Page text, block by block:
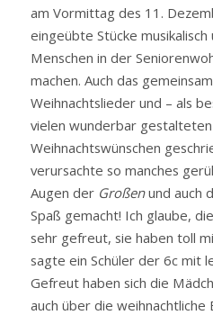
am Vormittag des 11.
eingeübte Stücke
Menschen in der
machen. Auch das
Weihnachtslieder und – als
vielen wunderbar
Weihnachtswünschen
verursachte so manches
Augen der Großenund auch
Spaß gemacht! Ich glaube,
sehr gefreut, sie haben toll
sagte ein Schüler der 6c mit
Gefreut haben sich die
auch über die weihnachtliche